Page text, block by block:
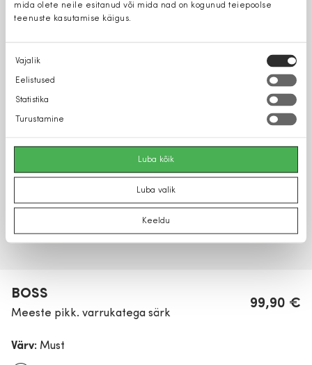
mida olete neile esitanud või mida nad on kogunud teiepoolse
teenuste kasutamise käigus.
Nõusoleku
valik
Vajalik
Eelistused
Statistika
Turustamine
Luba kõik
Luba valik
Keeldu
BOSS
Meeste pikk. varrukatega särk
99,90 €
Värv: Must